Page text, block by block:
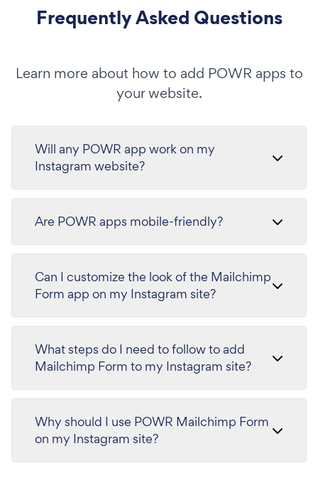
Frequently Asked Questions
Learn more about how to add POWR apps to
your website.
Will any POWR app work on my
Instagram website?
Are POWR apps mobile-friendly?
Can I customize the look of the Mailchimp
Form app on my Instagram site?
What steps do I need to follow to add
Mailchimp Form to my Instagram site?
Why should I use POWR Mailchimp Form
on my Instagram site?